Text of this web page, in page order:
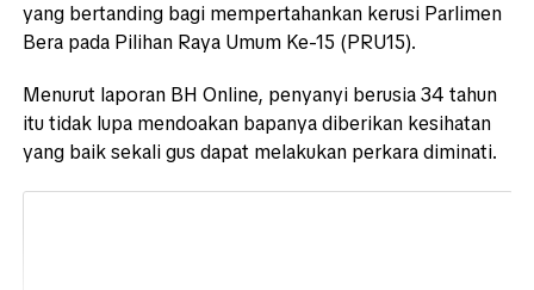
yang bertanding bagi mempertahankan kerusi Parlimen
Bera pada Pilihan Raya Umum Ke-15 (PRU15).
Menurut laporan BH Online, penyanyi berusia 34 tahun
itu tidak lupa mendoakan bapanya diberikan kesihatan
yang baik sekali gus dapat melakukan perkara diminati.